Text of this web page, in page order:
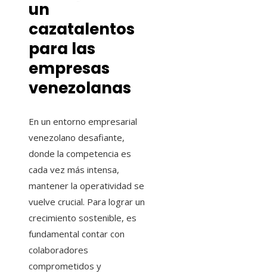
un
cazatalentos
para las
empresas
venezolanas
En un entorno empresarial
venezolano desafiante,
donde la competencia es
cada vez más intensa,
mantener la operatividad se
vuelve crucial. Para lograr un
crecimiento sostenible, es
fundamental contar con
colaboradores
comprometidos y